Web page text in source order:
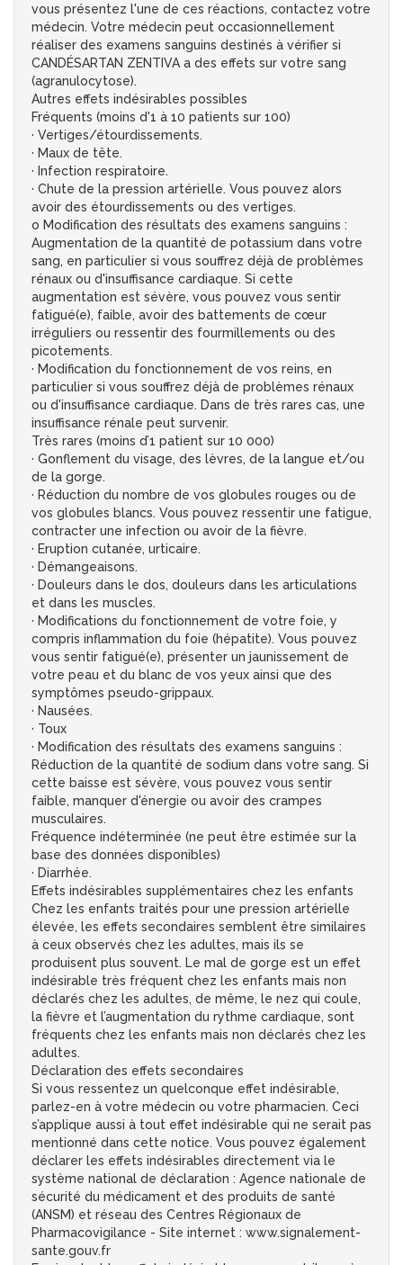
vous présentez l'une de ces réactions, contactez votre
médecin. Votre médecin peut occasionnellement
réaliser des examens sanguins destinés à vérifier si
CANDÉSARTAN ZENTIVA a des effets sur votre sang
(agranulocytose).
Autres effets indésirables possibles
Fréquents (moins d'1 à 10 patients sur 100)
· Vertiges/étourdissements.
· Maux de tête.
· Infection respiratoire.
· Chute de la pression artérielle. Vous pouvez alors
avoir des étourdissements ou des vertiges.
o Modification des résultats des examens sanguins :
Augmentation de la quantité de potassium dans votre
sang, en particulier si vous souffrez déjà de problèmes
rénaux ou d'insuffisance cardiaque. Si cette
augmentation est sévère, vous pouvez vous sentir
fatigué(e), faible, avoir des battements de cœur
irréguliers ou ressentir des fourmillements ou des
picotements.
· Modification du fonctionnement de vos reins, en
particulier si vous souffrez déjà de problèmes rénaux
ou d'insuffisance cardiaque. Dans de très rares cas, une
insuffisance rénale peut survenir.
Très rares (moins d’1 patient sur 10 000)
· Gonflement du visage, des lèvres, de la langue et/ou
de la gorge.
· Réduction du nombre de vos globules rouges ou de
vos globules blancs. Vous pouvez ressentir une fatigue,
contracter une infection ou avoir de la fièvre.
· Eruption cutanée, urticaire.
· Démangeaisons.
· Douleurs dans le dos, douleurs dans les articulations
et dans les muscles.
· Modifications du fonctionnement de votre foie, y
compris inflammation du foie (hépatite). Vous pouvez
vous sentir fatigué(e), présenter un jaunissement de
votre peau et du blanc de vos yeux ainsi que des
symptômes pseudo-grippaux.
· Nausées.
· Toux
· Modification des résultats des examens sanguins :
Réduction de la quantité de sodium dans votre sang. Si
cette baisse est sévère, vous pouvez vous sentir
faible, manquer d'énergie ou avoir des crampes
musculaires.
Fréquence indéterminée (ne peut être estimée sur la
base des données disponibles)
· Diarrhée.
Effets indésirables supplémentaires chez les enfants
Chez les enfants traités pour une pression artérielle
élevée, les effets secondaires semblent être similaires
à ceux observés chez les adultes, mais ils se
produisent plus souvent. Le mal de gorge est un effet
indésirable très fréquent chez les enfants mais non
déclarés chez les adultes, de même, le nez qui coule,
la fièvre et l’augmentation du rythme cardiaque, sont
fréquents chez les enfants mais non déclarés chez les
adultes.
Déclaration des effets secondaires
Si vous ressentez un quelconque effet indésirable,
parlez-en à votre médecin ou votre pharmacien. Ceci
s’applique aussi à tout effet indésirable qui ne serait pas
mentionné dans cette notice. Vous pouvez également
déclarer les effets indésirables directement via le
système national de déclaration : Agence nationale de
sécurité du médicament et des produits de santé
(ANSM) et réseau des Centres Régionaux de
Pharmacovigilance - Site internet : www.signalement-
sante.gouv.fr